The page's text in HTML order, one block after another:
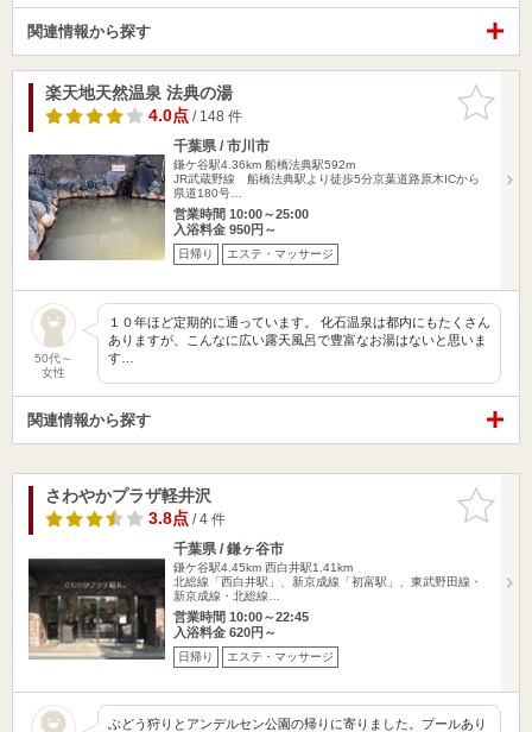
関連情報から探す
お気に入
りに追加
楽天地天然温泉 法典の湯
4.0点/ 148 件
千葉県 / 市川市
鎌ケ谷駅4.36km 船橋法典駅592m
JR武蔵野線 船橋法典駅より徒歩5分京葉道路原木ICから
県道180号…
営業時間 10:00～25:00
入浴料金 950円～
日帰り エステ・マッサージ
50代～
女性
１０年ほど定期的に通っています。 化石温泉は都内にもたくさん
ありますが、こんなに広い露天風呂で豊富なお湯はないと思いま
す…
関連情報から探す
お気に入
りに追加
さわやかプラザ軽井沢
3.8点/ 4 件
千葉県 / 鎌ヶ谷市
鎌ケ谷駅4.45km 西白井駅1.41km
北総線「西白井駅」、新京成線「初富駅」、東武野田線・
新京成線・北総線…
営業時間 10:00～22:45
入浴料金 620円～
日帰り エステ・マッサージ
ぶどう狩りとアンデルセン公園の帰りに寄りました。プールあり